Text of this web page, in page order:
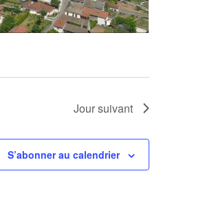
Jour suivant
S’abonner au calendrier